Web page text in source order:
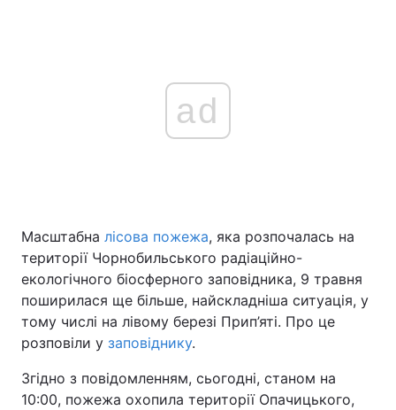
ad
Масштабна лісова пожежа, яка розпочалась на
території Чорнобильського радіаційно-
екологічного біосферного заповідника, 9 травня
поширилася ще більше, найскладніша ситуація, у
тому числі на лівому березі Прип’яті. Про це
розповіли у заповіднику.
Згідно з повідомленням, сьогодні, станом на
10:00, пожежа охопила території Опачицького,